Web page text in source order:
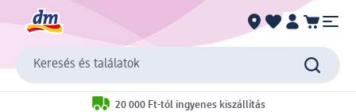
Keresés és találatok
20 000 Ft-tól ingyenes kiszállítás